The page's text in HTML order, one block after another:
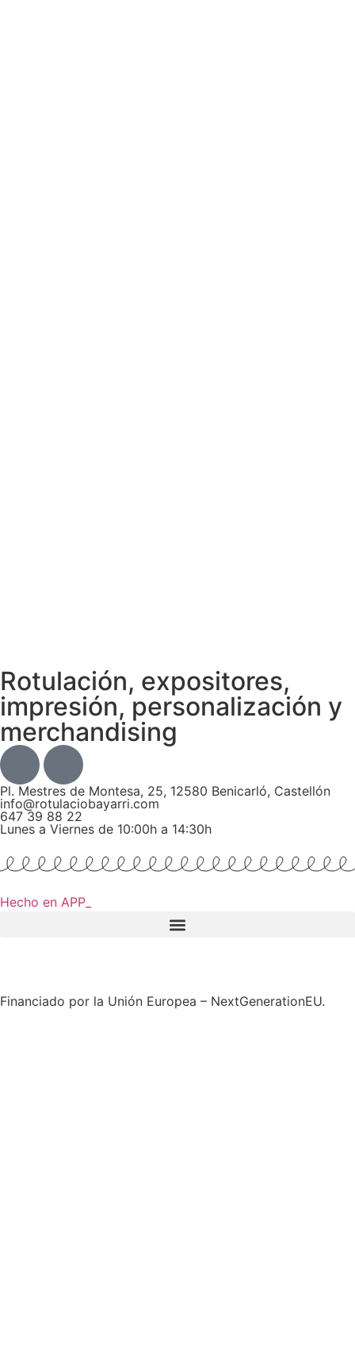
Rotulación, expositores,
impresión, personalización y
merchandising
Pl. Mestres de Montesa, 25, 12580 Benicarló, Castellón
info@rotulaciobayarri.com
647 39 88 22
Lunes a Viernes de 10:00h a 14:30h
Hecho en APP_
Financiado por la Unión Europea – NextGenerationEU.